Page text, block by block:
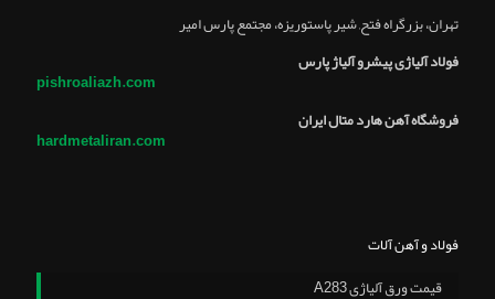
تهران، بزرگراه فتح, شير پاستوريزه، مجتمع پارس امير
فولاد آلیاژی پیشرو آلیاژ پارس
pishroaliazh.com
فروشگاه آهن هارد متال ایران
hardmetaliran.com
فولاد و آهن آلات
قیمت ورق آلیاژی A283